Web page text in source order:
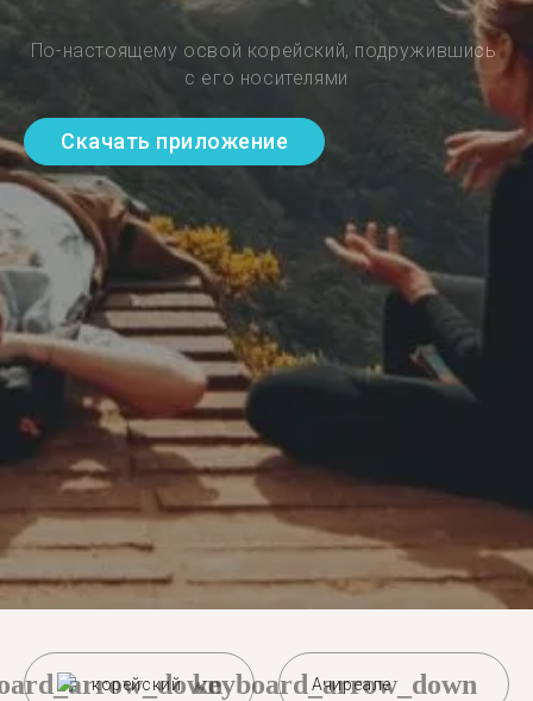
По-настоящему освой корейский, подружившись
с его носителями
Скачать приложение
корейский Ачиреале
keyboard_arrow_down